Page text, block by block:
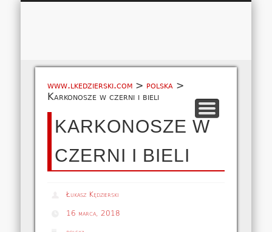
O NAS
EUROPA A-M
EUROPA N-Z
AZJA
AFRYKA
AMERYKA
OCEANIA
MAPA
WSPÓŁPRACA
KONTAKT
www.lkedzierski.com > polska >
Karkonosze w czerni i bieli
KARKONOSZE W
CZERNI I BIELI
Łukasz Kędzierski
16 marca, 2018